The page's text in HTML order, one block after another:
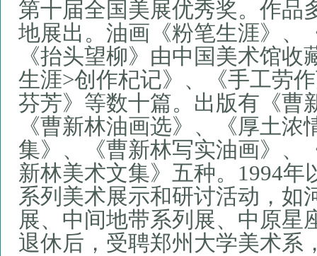
第十届全国美展优秀奖。作品
地展出。油画《粉笔生涯》、
《抬头望柳》由中国美术馆收
生涯>创作杞记》、《手工劳
芬芳》等数十篇。出版有《曹
《曹新林油画选》、《厚土
集》、《曹新林写实油画》
新林美术文集》五种。 1994年
系列美术展示和研讨活动，如
展、中间地带系列展、中原星
退休后，受聘郑州大学美术系